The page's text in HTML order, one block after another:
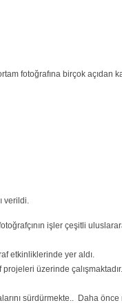
fotoğrafına birçok açıdan
verildi.
işler çeşitli
etkinliklerinde yer aldı.
üzerinde çalışmaktadır.
sürdürmekte.. Daha